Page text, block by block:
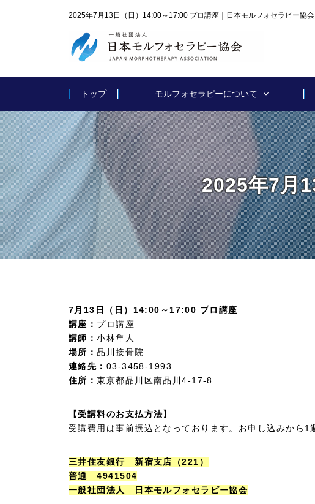
2025年7月13日（日）14:00～17:00 プロ講座｜日本モルフォセラピー協会
トップ モルフォセラピーについて
2025年7月
7月13日（日）14:00～17:00 プロ講座
講座： プロ講座
講師：小林隼人
場所：品川接骨院
連絡先： 03-3458-1993
住所：東京都品川区南品川4-17-8
【受講料のお支払方法】
受講費用は事前振込となっております。お申し込みから
三井住友銀行 新宿支店（221）
普通 4941504
一般社団法人 日本モルフォセラピー協会